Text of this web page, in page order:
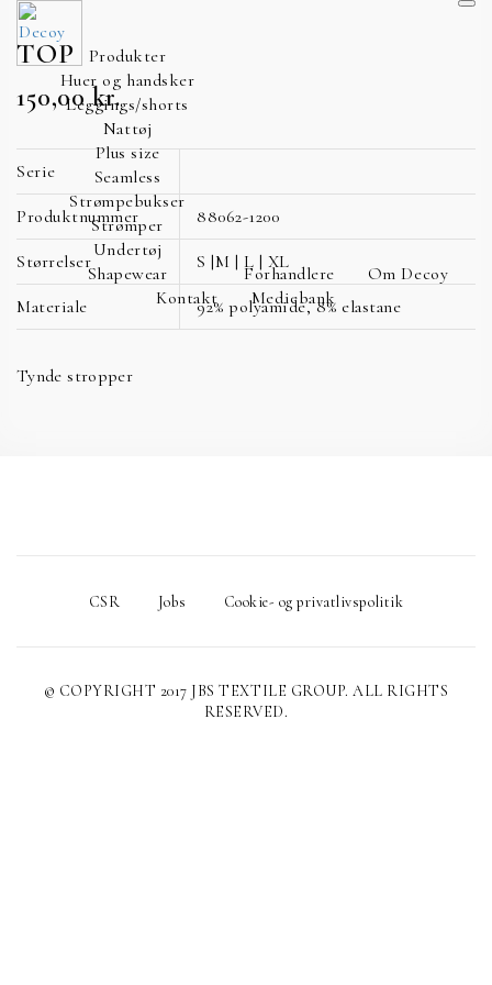
Produkter
Huer og handsker
Leggings/shorts
Nattøj
Plus size
Seamless
Strømpebukser
Strømper
Undertøj
Shapewear
Forhandlere
Om Decoy
Kontakt
Mediebank
TOP
150,00kr.
Serie
Produktnummer 88062-1200
Størrelser S |M | L | XL
Materiale 92% polyamide, 8% elastane
Tynde stropper
CSR Jobs Cookie- og privatlivspolitik
© COPYRIGHT 2017 JBS TEXTILE GROUP. ALL RIGHTS
RESERVED.